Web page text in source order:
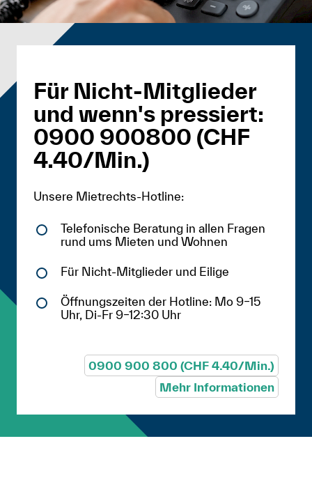
Für Nicht-Mitglieder
und wenn's pressiert:
0900 900800 (CHF
4.40/Min.)
Unsere Mietrechts-Hotline:
Telefonische Beratung in allen Fragen
rund ums Mieten und Wohnen
Für Nicht-Mitglieder und Eilige
Öffnungszeiten der Hotline: Mo 9–15
Uhr, Di-Fr 9–12:30 Uhr
0900 900 800 (CHF 4.40/Min.)
Mehr Informationen